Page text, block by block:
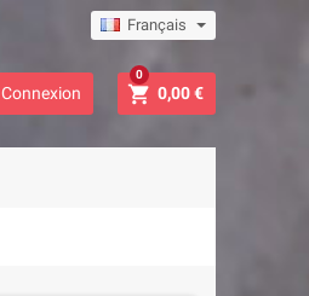
Français
Connexion  0,00 €
0